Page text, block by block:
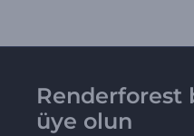
Renderforest
üye olun